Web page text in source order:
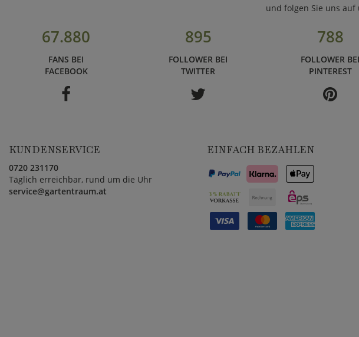
und folgen Sie uns auf
67.880
FANS BEI
FACEBOOK
895
FOLLOWER BEI
TWITTER
788
FOLLOWER BEI
PINTEREST
KUNDENSERVICE
0720 231170
Täglich erreichbar, rund um die Uhr
service@gartentraum.at
EINFACH BEZAHLEN